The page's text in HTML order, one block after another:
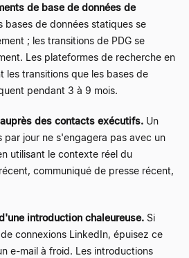
de base de données de
bases de données statiques se
; les transitions de PDG se
Les plateformes de recherche en
les transitions que les bases de
pendant 3 à 9 mois.
des contacts exécutifs. Un
par jour ne s'engagera pas avec un
utilisant le contexte réel du
communiqué de presse récent,
introduction chaleureuse. Si
connexions LinkedIn, épuisez ce
e-mail à froid. Les introductions